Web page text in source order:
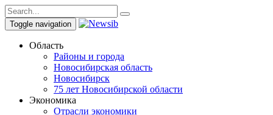
Toggle navigation
Область
Районы и города
Новосибирская область
Новосибирск
75 лет Новосибирской области
Экономика
Отрасли экономики